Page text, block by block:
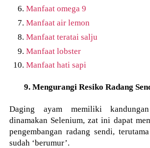
Manfaat omega 9
Manfaat air lemon
Manfaat teratai salju
Manfaat lobster
Manfaat hati sapi
9. Mengurangi Resiko Radang
Daging ayam memiliki
dinamakan Selenium, zat ini dapat
pengembangan radang sendi,
sudah ‘berumur’.